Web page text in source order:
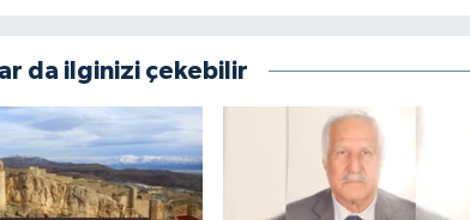
da ilginizi çekebilir